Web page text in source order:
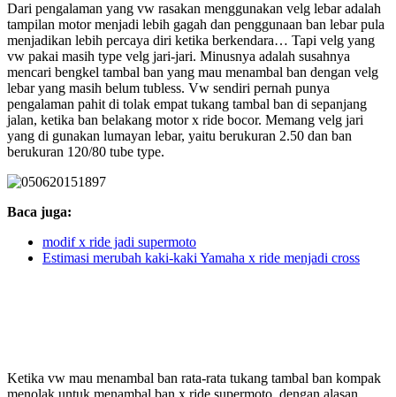
Dari pengalaman yang vw rasakan menggunakan velg lebar adalah
tampilan motor menjadi lebih gagah dan penggunaan ban lebar pula
menjadikan lebih percaya diri ketika berkendara… Tapi velg yang
vw pakai masih type velg jari-jari. Minusnya adalah susahnya
mencari bengkel tambal ban yang mau menambal ban dengan velg
lebar yang masih belum tubless. Vw sendiri pernah punya
pengalaman pahit di tolak empat tukang tambal ban di sepanjang
jalan, ketika ban belakang motor x ride bocor. Memang velg jari
yang di gunakan lumayan lebar, yaitu berukuran 2.50 dan ban
berukuran 120/80 tube type.
Baca juga:
modif x ride jadi supermoto
Estimasi merubah kaki-kaki Yamaha x ride menjadi cross
Ketika vw mau menambal ban rata-rata tukang tambal ban kompak